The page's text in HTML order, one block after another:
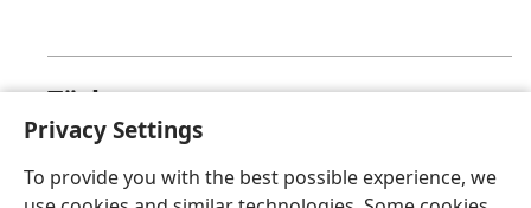
Privacy Settings
To provide you with the best possible experience, we
Türkçe
Üzgünüz, bu sayfa şu anda görüntülenemiyor.